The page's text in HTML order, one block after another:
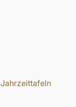
Jahrzeittafeln